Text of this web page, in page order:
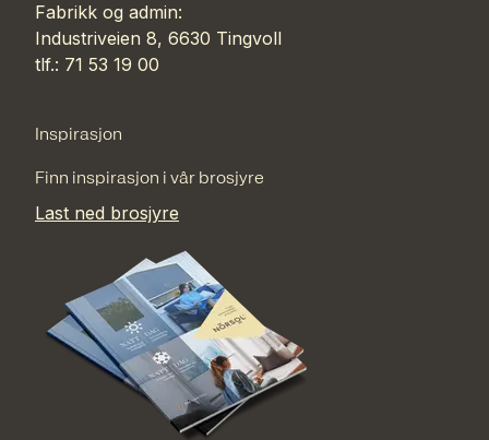
Fabrikk og admin:
Industriveien 8, 6630 Tingvoll
tlf.: 71 53 19 00
Inspirasjon
Finn inspirasjon i vår brosjyre
Last ned brosjyre